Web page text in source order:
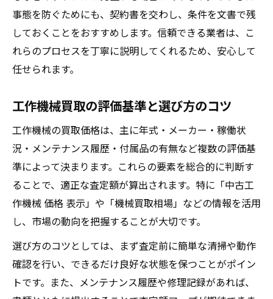
事態を防ぐためにも、契約書を交わし、条件を文書で残
しておくことをおすすめします。信頼できる業者は、こ
れらのプロセスを丁寧に説明してくれるため、安心して
任せられます。
工作機械買取の評価基準と選び方のコツ
工作機械の買取価格は、主に年式・メーカー・稼働状
況・メンテナンス履歴・付属品の有無など複数の評価基
準によって決まります。これらの要素を総合的に判断す
ることで、適正な査定額が算出されます。特に「中古工
作機械 価格 表示」や「機械買取相場」などの情報を活用
し、市場の動向を把握することが大切です。
選び方のコツとしては、まず査定前に簡単な清掃や動作
確認を行い、できるだけ良好な状態を保つことがポイン
トです。また、メンテナンス履歴や修理記録があれば、